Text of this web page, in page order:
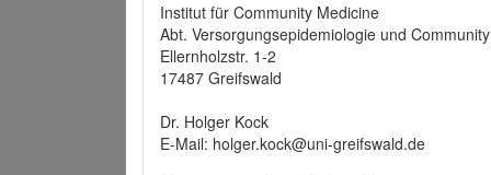
Institut für Community Medicine
Abt. Versorgungsepidemiologie und
Ellernholzstr. 1-2
17487 Greifswald
Dr. Holger Kock
E-Mail: holger.kock@uni-greifswald.de